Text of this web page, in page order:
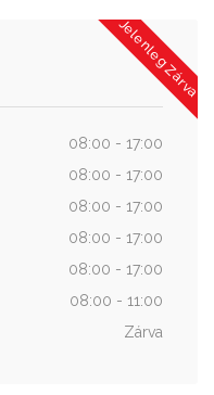
Jelenleg Zárva
08:00 - 17:00
08:00 - 17:00
08:00 - 17:00
08:00 - 17:00
08:00 - 17:00
08:00 - 11:00
Zárva